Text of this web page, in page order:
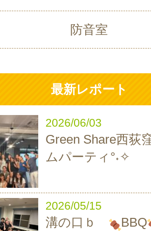
防音室
最新レポート
2026/06/03
Green Share西荻
ムパーティ°˖✧
2026/05/15
溝の口ｂ
BBQ